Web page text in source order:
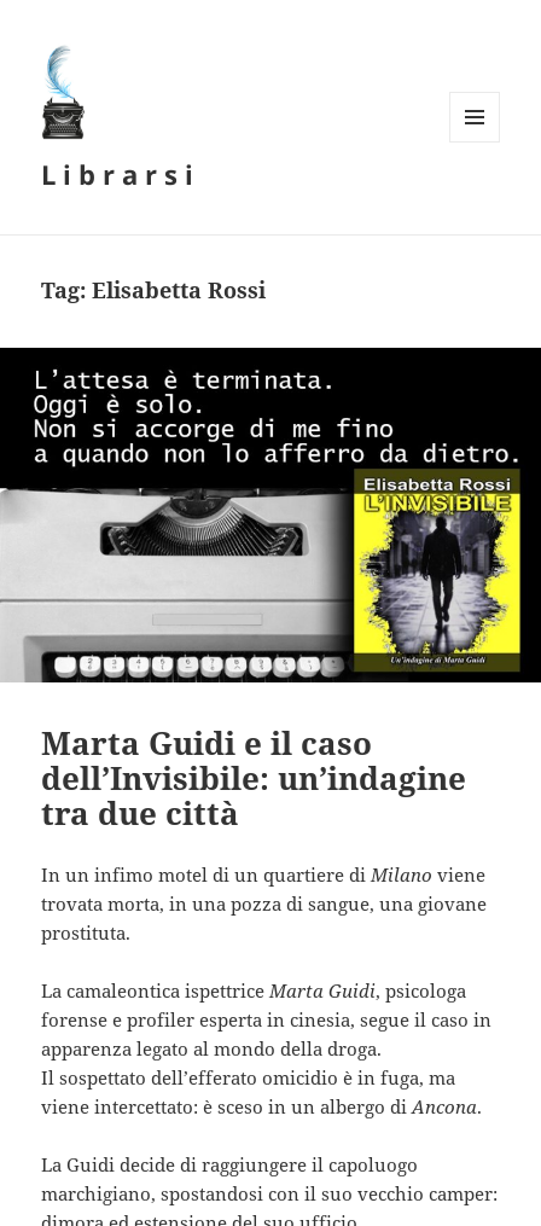
L i b r a r s i
Tag:Elisabetta Rossi
Marta Guidi e il caso
dell’Invisibile: un’indagine
tra due città
In un infimo motel di un quartiere di Milanoviene
trovata morta, in una pozza di sangue, una giovane
prostituta.
La camaleontica ispettrice Marta Guidi, psicologa
forense e profiler esperta in cinesia, segue il caso in
apparenza legato al mondo della droga.
Il sospettato dell’efferato omicidio è in fuga, ma
viene intercettato: è sceso in un albergo diAncona.
La Guidi decide di raggiungere il capoluogo
marchigiano, spostandosi con il suo vecchio camper: